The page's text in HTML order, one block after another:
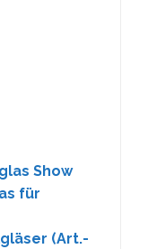
Show
für
(Art.-